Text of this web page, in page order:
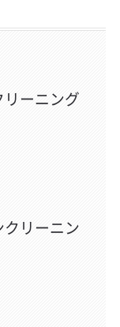
ーニング
リーニン